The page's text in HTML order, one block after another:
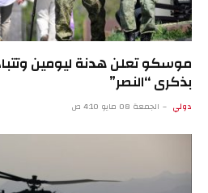
موسكو تعلن هدنة ليومين
بذكرى “النصر”
دولي الجمعة 08 مايو 4:10 ص